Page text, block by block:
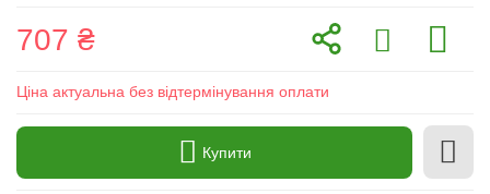
707 ₴
Ціна актуальна без відтермінування оплати
Купити